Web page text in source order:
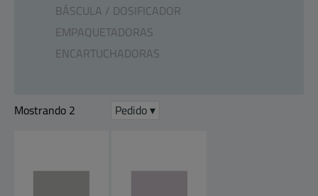
BÁSCULA ​/​ DOSIFICADOR
EMPAQUETADORAS
ENCARTUCHADORAS
Mostrando 2 Pedido ▾